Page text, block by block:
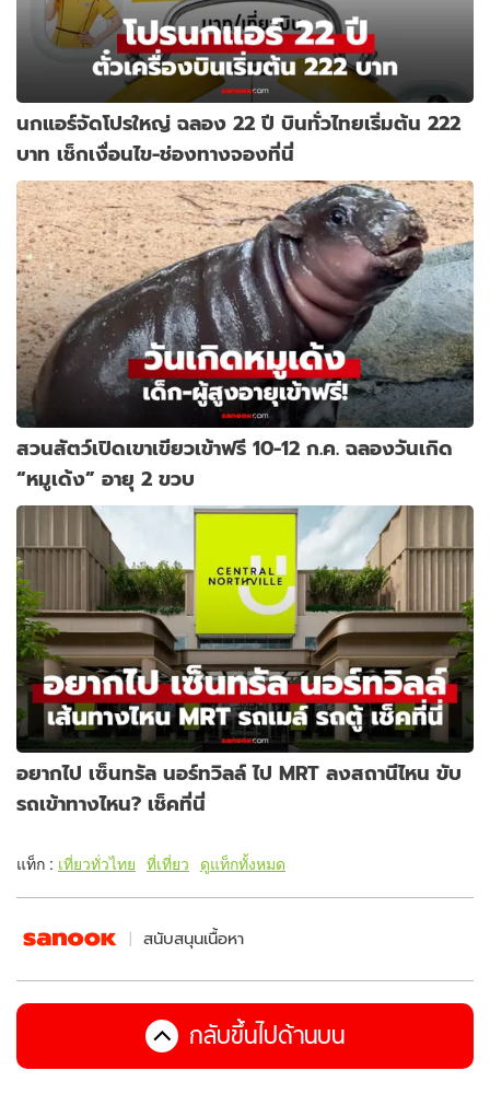
นกแอร์จัดโปรใหญ่ ฉลอง 22 ปี บินทั่วไทยเริ่มต้น 222
บาท เช็กเงื่อนไข-ช่องทางจองที่นี่
สวนสัตว์เปิดเขาเขียวเข้าฟรี 10-12 ก.ค. ฉลองวันเกิด
“หมูเด้ง” อายุ 2 ขวบ
อยากไป เซ็นทรัล นอร์ทวิลล์ ไป MRT ลงสถานีไหน ขับ
รถเข้าทางไหน? เช็คที่นี่
แท็ก : เที่ยวทั่วไทย ที่เที่ยว ดูแท็กทั้งหมด
สนับสนุนเนื้อหา
กลับขึ้นไปด้านบน